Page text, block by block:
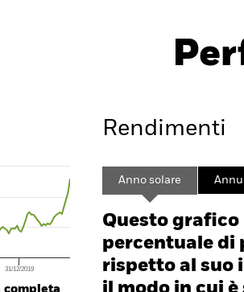
displaying Time. Range: 2009-04-01 00:00:00 to
values. Range: 0 to 300.
31/12/2019
completa
Rendimenti
Anno solare
Questo
percentuale di
rispetto al suo